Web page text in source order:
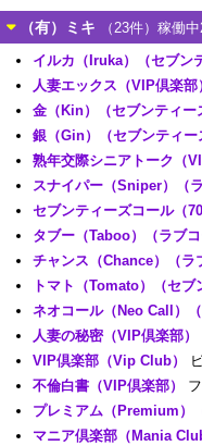
（有）ミキ （23件）稼働
イルカ（Iruka）（セブン
人妻エックス（VIP倶楽部
金（Kin）（セブンティー
銀（Gin）（セブンティー
熟年交際シニアトーク（
スナイパー（Sniper）（ラ
セブンティーズコール（
タブー（Taboo）（ラブコ
チャンス（Chance）（ラ
トマト（Tomato）（セブ
ネオコール（Neo Call）
人妻の秘密（VIP倶楽部）
VIP倶楽部（Vip Club）
不倫白書（VIP倶楽部）
プレミアム（Premium）
マニア倶楽部（Mania